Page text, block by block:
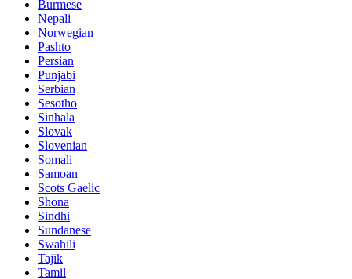
Burmese
Nepali
Norwegian
Pashto
Persian
Punjabi
Serbian
Sesotho
Sinhala
Slovak
Slovenian
Somali
Samoan
Scots Gaelic
Shona
Sindhi
Sundanese
Swahili
Tajik
Tamil